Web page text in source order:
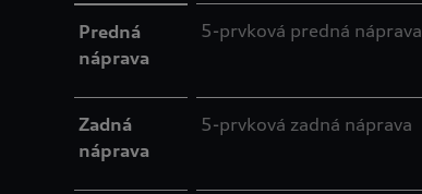
Predná
náprava
5-prvková predná náprava
Zadná
náprava
5-prvková zadná náprava